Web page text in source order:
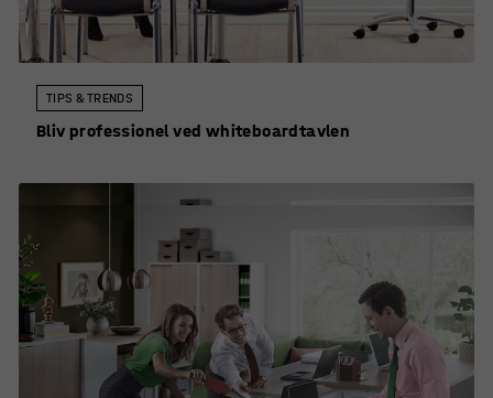
TIPS & TRENDS
Bliv professionel ved whiteboardtavlen